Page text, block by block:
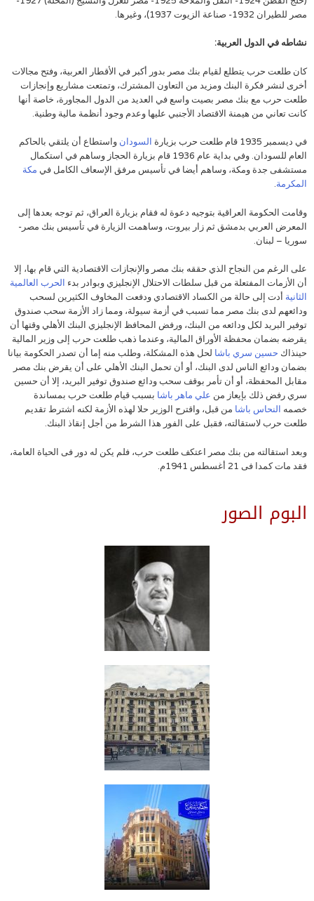
مصر للطيران 1932- صناعة الزيوت 1937)، وغيرها.
نشاطه في الدول العربية:
كان طلعت حرب يتطلع لقيام بنك مصر بدور أكبر في الأقطار العربية، وفتح مجالات
أخرى لنشر فكرة البنك ومزيد من التعاون المشترك، وتمتعت مشاريع وإنجازات
طلعت حرب مع بنك مصر بصيت واسع في العديد من الدول المجاورة، خاصة أنها
كانت تعاني من هيمنة الاقتصاد الأجنبي عليها وعدم وجود أنظمة مالية وطنية.
في ديسمبر 1935 قام طلعت حرب بزيارة السودان واستطاع أن يلتقي بالحاكم
العام للسودان. وفي بداية عام 1936 قام بزيارة الحجاز وساهم في استكمال
مستشفى جدة ومكة، وساهم أيضا في تأسيس مرفق الإسعاف الكامل في مكة
المكرمة.
وقامت الحكومة العراقية بتوجيه دعوة له فقام بزيارة العراق، ثم توجه بعدها إلى
المعرض العربي بدمشق ثم زار بيروت، وساهمت الزيارة في تأسيس بنك مصر-
سوريا – لبنان.
على الرغم من النجاح الذي حققه بنك مصر والإنجازات الاقتصادية التي قام بها، إلا
أن الأزمات المفتعلة من قبل سلطات الاحتلال الإنجليزي وبوادر بدء الحرب العالمية
الثانية أدت إلى حالة من الكساد الاقتصادي ودفعت المخاوف الكثيرين لسحب
ودائعهم لدى بنك مصر مما تسبب في أزمة سيولة، ومما زاد الأزمة سحب صندوق
توفير البريد لكل ودائعه من البنك، ورفض المحافظ الإنجليزي البنك الأهلي وقتها أن
يقرضه بضمان محفظة الأوراق المالية، وعندما ذهب طلعت حرب إلى وزير المالية
حينذاك حسين سري باشا لحل هذه المشكلة، وطلب منه إما أن تصدر الحكومة بيانا
بضمان ودائع الناس لدى البنك، أو أن تحمل البنك الأهلي على أن يقرض بنك مصر
مقابل المحفظة، أو أن تأمر بوقف سحب ودائع صندوق توفير البريد، إلا أن حسين
سري رفض ذلك بإيعاز من علي ماهر باشا بسبب قيام طلعت حرب بمساندة
خصمه النحاس باشا من قبل، واقترح الوزير حلا لهذه الأزمة لكنه اشترط تقديم
طلعت حرب لاستقالته، فقبل على الفور هذا الشرط من أجل إنقاذ البنك.
وبعد استقالته من بنك مصر اعتكف طلعت حرب، فلم يكن له دور فى الحياة العامة،
فقد مات كمدا فى 21 أغسطس 1941م.
البوم الصور